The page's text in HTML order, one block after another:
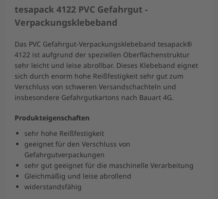
tesapack 4122 PVC Gefahrgut -
Verpackungsklebeband
Das PVC Gefahrgut-Verpackungsklebeband tesapack®
4122 ist aufgrund der speziellen Oberflächenstruktur
sehr leicht und leise abrollbar. Dieses Klebeband eignet
sich durch enorm hohe Reißfestigkeit sehr gut zum
Verschluss von schweren Versandschachteln und
insbesondere Gefahrgutkartons nach Bauart 4G.
Produkteigenschaften
sehr hohe Reißfestigkeit
geeignet für den Verschluss von
Gefahrgutverpackungen
sehr gut geeignet für die maschinelle Verarbeitung
Gleichmäßig und leise abrollend
widerstandsfähig